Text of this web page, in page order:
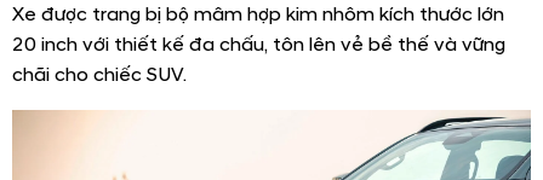
Xe được trang bị bộ mâm hợp kim nhôm kích thước lớn
20 inch với thiết kế đa chấu, tôn lên vẻ bề thế và vững
chãi cho chiếc SUV.